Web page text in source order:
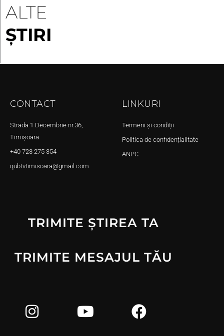
ALTE
ȘTIRI
CONTACT
Strada 1 Decembrie nr.36,
Timișoara
+40 723 275 354
qubtvtimisoara@gmail.com
LINKURI
Termeni și condiții
Politica de confidențialitate
ANPC
TRIMITE ȘTIREA TA
TRIMITE MESAJUL TĂU